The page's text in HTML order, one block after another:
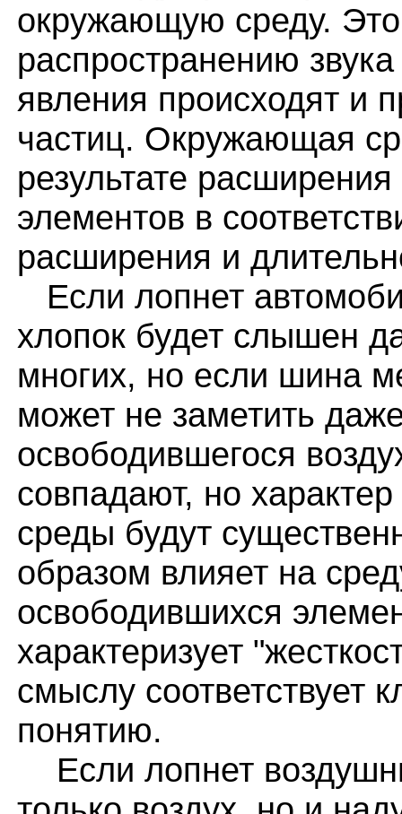
окружающую среду.
распространению
явления происходят и
частиц. Окружающая
результате
элементов в
расширения и
Если лопнет
хлопок будет слышен
многих, но если шина
может не заметить
освободившегося
совпадают, но
среды будут
образом влияет на
освободившихся
характеризует
смыслу соответствует
понятию.
Если лопнет